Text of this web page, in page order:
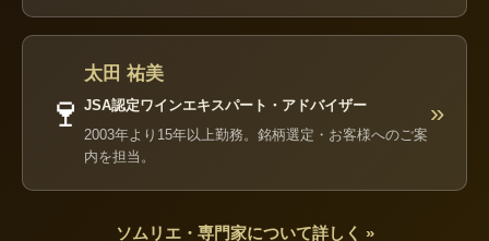
🍷
太田 祐美
JSA認定ワインエキスパート・アドバイザー
2003年より15年以上勤務。銘柄選定・お客様へのご案
内を担当。
»
ソムリエ・専門家について詳しく »